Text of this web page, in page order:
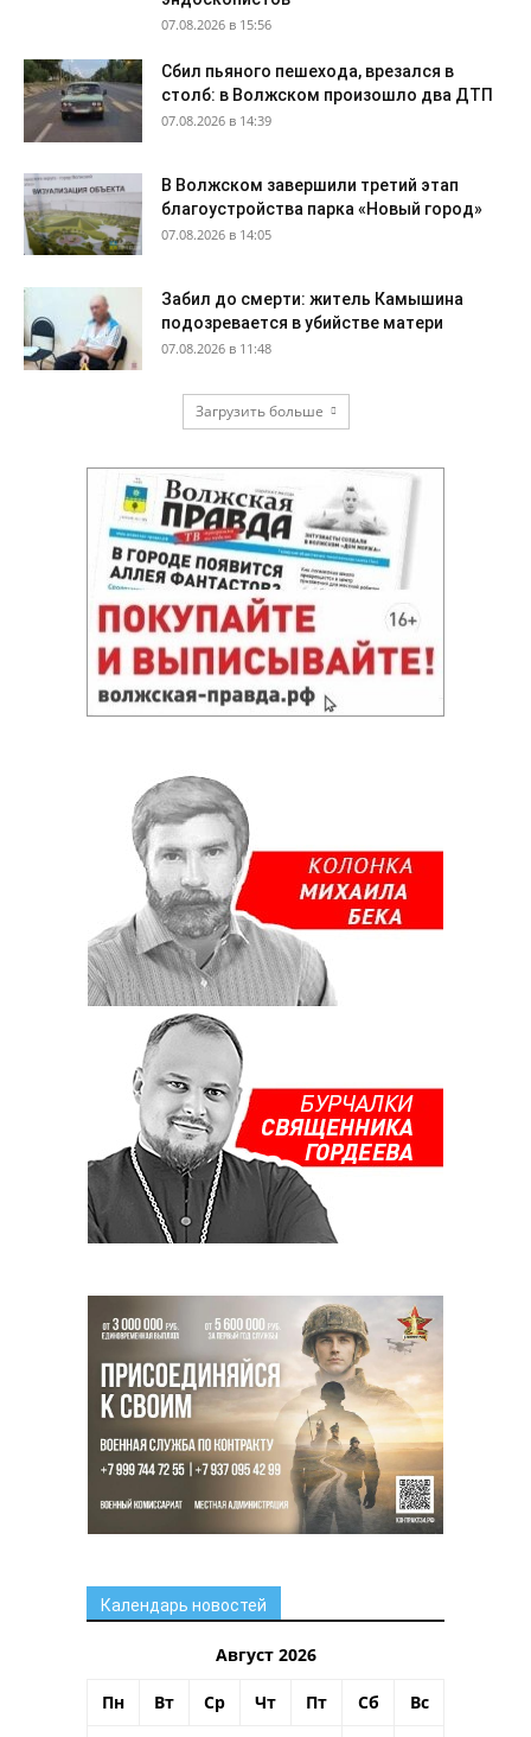
07.08.2026 в 15:56
Сбил пьяного пешехода, врезался в
столб: в Волжском произошло два ДТП
07.08.2026 в 14:39
В Волжском завершили третий этап
благоустройства парка «Новый город»
07.08.2026 в 14:05
Забил до смерти: житель Камышина
подозревается в убийстве матери
07.08.2026 в 11:48
Загрузить больше
Календарь новостей
Август 2026
Пн Вт Ср Чт Пт Сб Вс